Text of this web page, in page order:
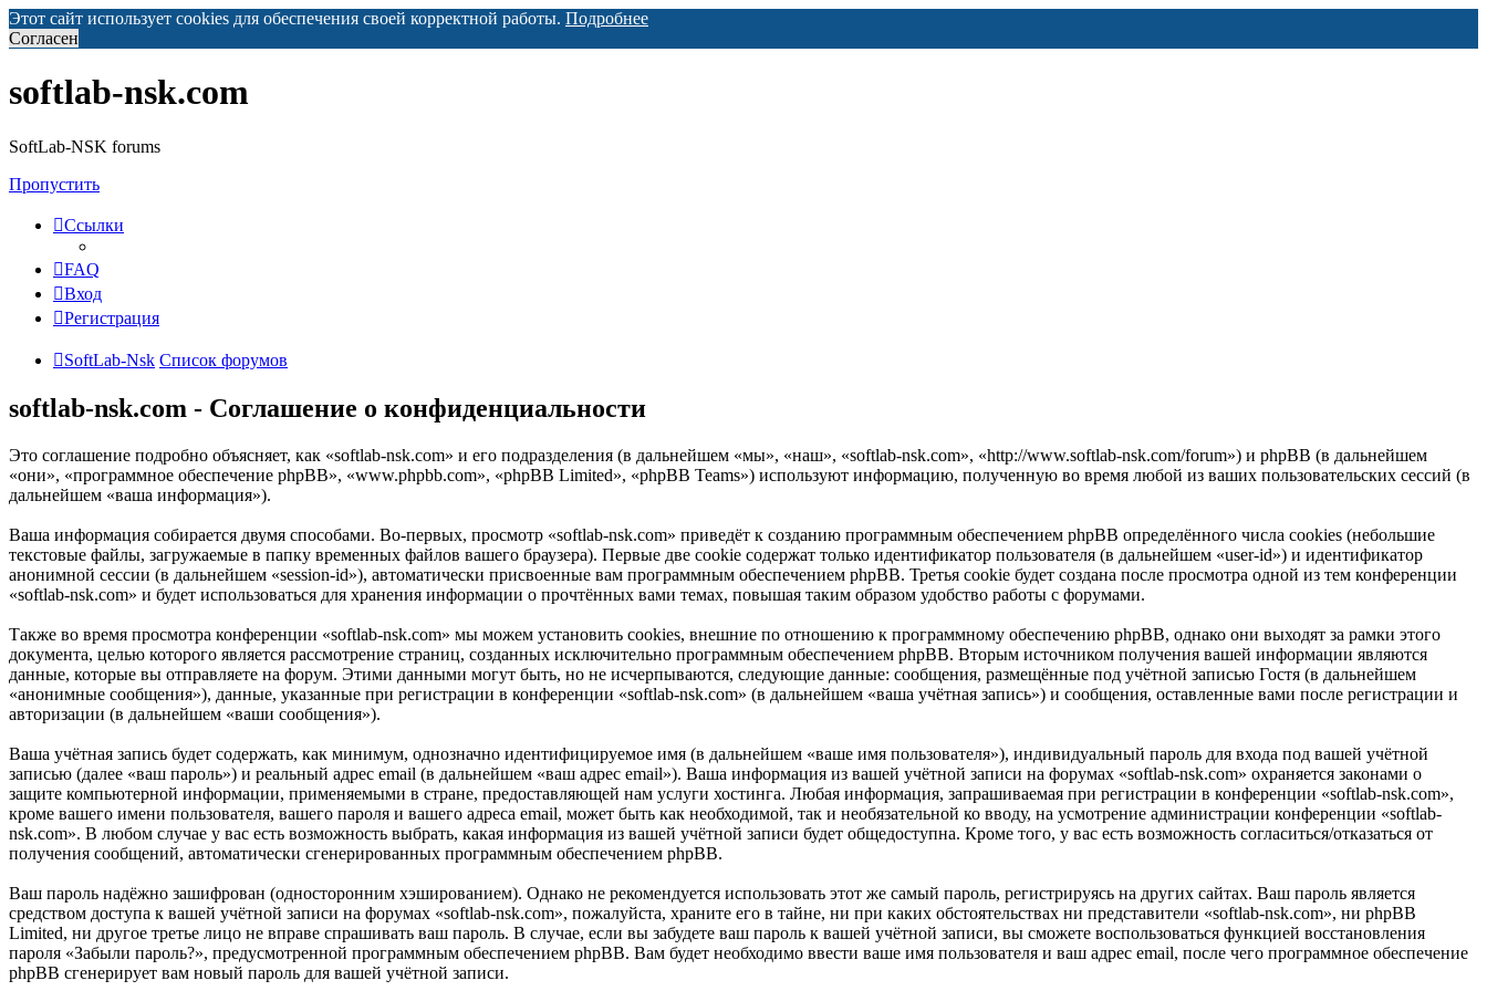
Этот сайт использует cookies для обеспечения своей корректной работы. Подробнее
Согласен
softlab-nsk.com
SoftLab-NSK forums
Пропустить
Ссылки
FAQ
Вход
Регистрация
SoftLab-Nsk Список форумов
softlab-nsk.com - Соглашение о конфиденциальности
Это соглашение подробно объясняет, как «softlab-nsk.com» и его подразделения (в дальнейшем «мы», «наш», «softlab-nsk.com», «http://www.softlab-nsk.com/forum») и phpBB (в дальнейшем
«они», «программное обеспечение phpBB», «www.phpbb.com», «phpBB Limited», «phpBB Teams») используют информацию, полученную во время любой из ваших пользовательских сессий (в
дальнейшем «ваша информация»).
Ваша информация собирается двумя способами. Во-первых, просмотр «softlab-nsk.com» приведёт к созданию программным обеспечением phpBB определённого числа cookies (небольшие
текстовые файлы, загружаемые в папку временных файлов вашего браузера). Первые две cookie содержат только идентификатор пользователя (в дальнейшем «user-id») и идентификатор
анонимной сессии (в дальнейшем «session-id»), автоматически присвоенные вам программным обеспечением phpBB. Третья cookie будет создана после просмотра одной из тем конференции
«softlab-nsk.com» и будет использоваться для хранения информации о прочтённых вами темах, повышая таким образом удобство работы с форумами.
Также во время просмотра конференции «softlab-nsk.com» мы можем установить cookies, внешние по отношению к программному обеспечению phpBB, однако они выходят за рамки этого
документа, целью которого является рассмотрение страниц, созданных исключительно программным обеспечением phpBB. Вторым источником получения вашей информации являются
данные, которые вы отправляете на форум. Этими данными могут быть, но не исчерпываются, следующие данные: сообщения, размещённые под учётной записью Гостя (в дальнейшем
«анонимные сообщения»), данные, указанные при регистрации в конференции «softlab-nsk.com» (в дальнейшем «ваша учётная запись») и сообщения, оставленные вами после регистрации и
авторизации (в дальнейшем «ваши сообщения»).
Ваша учётная запись будет содержать, как минимум, однозначно идентифицируемое имя (в дальнейшем «ваше имя пользователя»), индивидуальный пароль для входа под вашей учётной
записью (далее «ваш пароль») и реальный адрес email (в дальнейшем «ваш адрес email»). Ваша информация из вашей учётной записи на форумах «softlab-nsk.com» охраняется законами о
защите компьютерной информации, применяемыми в стране, предоставляющей нам услуги хостинга. Любая информация, запрашиваемая при регистрации в конференции «softlab-nsk.com»,
кроме вашего имени пользователя, вашего пароля и вашего адреса email, может быть как необходимой, так и необязательной ко вводу, на усмотрение администрации конференции «softlab-
nsk.com». В любом случае у вас есть возможность выбрать, какая информация из вашей учётной записи будет общедоступна. Кроме того, у вас есть возможность согласиться/отказаться от
получения сообщений, автоматически сгенерированных программным обеспечением phpBB.
Ваш пароль надёжно зашифрован (односторонним хэшированием). Однако не рекомендуется использовать этот же самый пароль, регистрируясь на других сайтах. Ваш пароль является
средством доступа к вашей учётной записи на форумах «softlab-nsk.com», пожалуйста, храните его в тайне, ни при каких обстоятельствах ни представители «softlab-nsk.com», ни phpBB
Limited, ни другое третье лицо не вправе спрашивать ваш пароль. В случае, если вы забудете ваш пароль к вашей учётной записи, вы сможете воспользоваться функцией восстановления
пароля «Забыли пароль?», предусмотренной программным обеспечением phpBB. Вам будет необходимо ввести ваше имя пользователя и ваш адрес email, после чего программное обеспечение
phpBB сгенерирует вам новый пароль для вашей учётной записи.